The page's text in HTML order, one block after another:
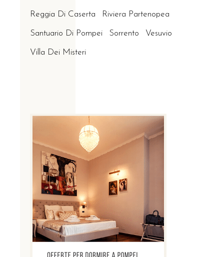
Reggia Di Caserta Riviera Partenopea
Santuario Di Pompei Sorrento Vesuvio
Villa Dei Misteri